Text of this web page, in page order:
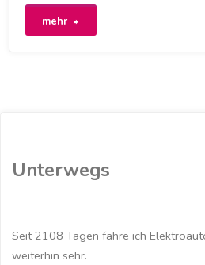
mehr
retten?
Unterwegs
Seit 2108 Tagen fahre ich
weiterhin sehr.